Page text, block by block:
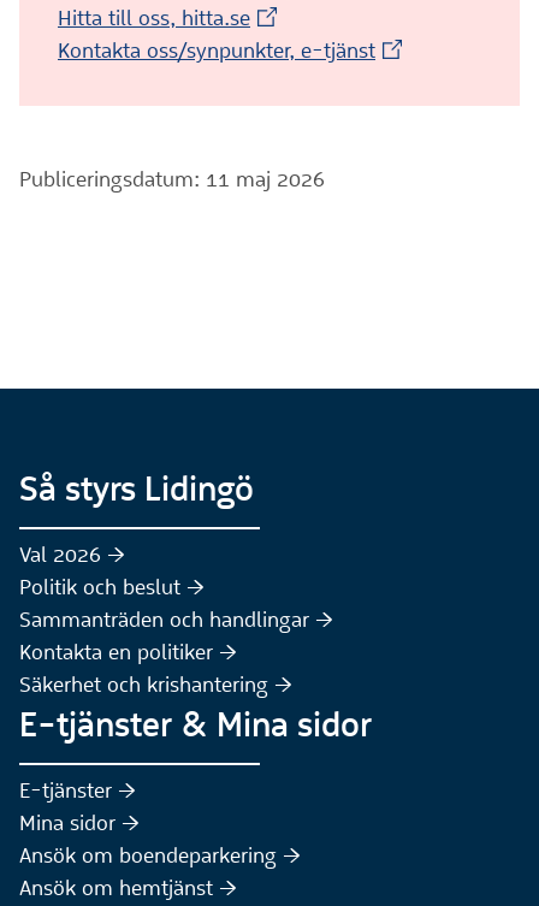
Hitta till oss, hitta.se(Extern webbplats)
Kontakta oss/synpunkter, e-tjänst(Extern
Publiceringsdatum: 11 maj 2026
Så styrs Lidingö
Val 2026 :höger:
Politik och beslut :höger:
Sammanträden och handlingar :höger:
Kontakta en politiker :höger:
Säkerhet och krishantering :höger:
E-tjänster & Mina sidor
E-tjänster :höger:
Mina sidor :höger:
Ansök om boendeparkering :höger:
Ansök om hemtjänst :höger: